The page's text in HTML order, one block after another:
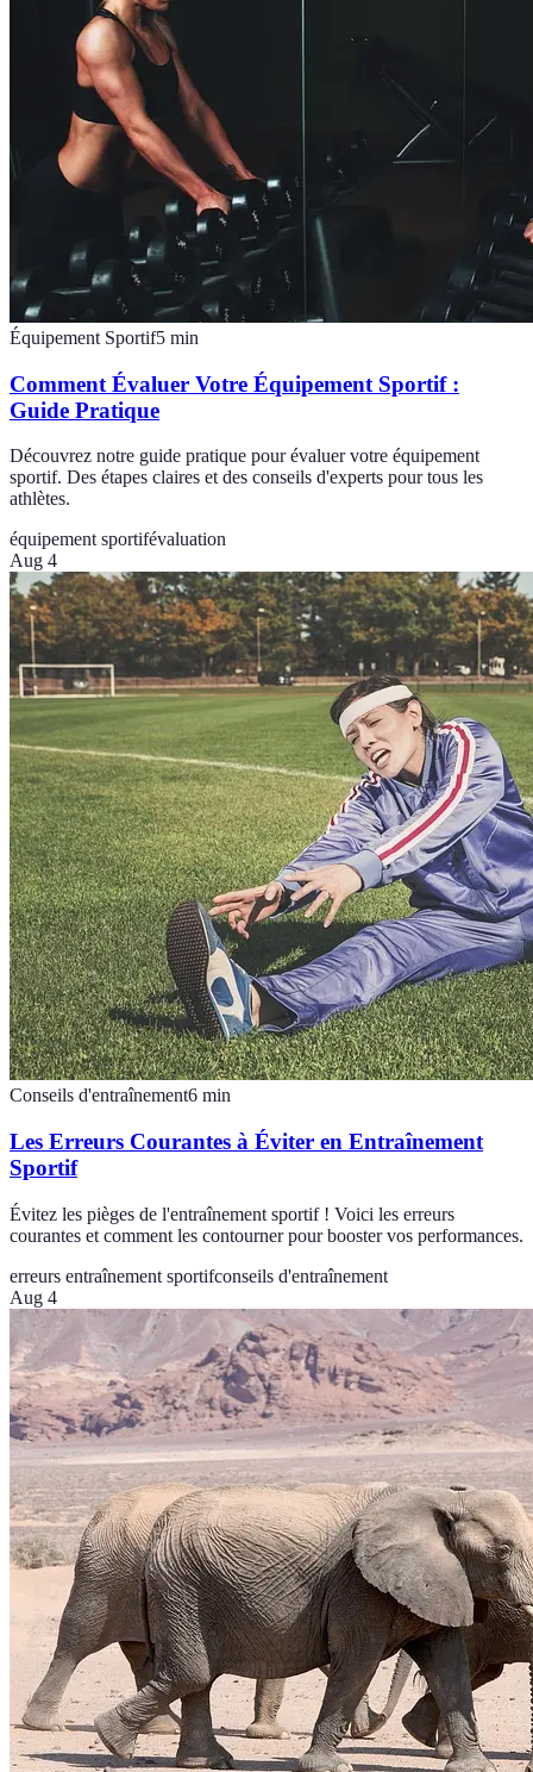
Équipement Sportif5 min
Comment Évaluer Votre Équipement Sportif :
Guide Pratique
Découvrez notre guide pratique pour évaluer votre équipement
sportif. Des étapes claires et des conseils d'experts pour tous les
athlètes.
équipement sportifévaluation
Aug 4
Conseils d'entraînement6 min
Les Erreurs Courantes à Éviter en Entraînement
Sportif
Évitez les pièges de l'entraînement sportif ! Voici les erreurs
courantes et comment les contourner pour booster vos performances.
erreurs entraînement sportifconseils d'entraînement
Aug 4